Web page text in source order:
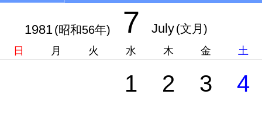
1981(昭和56年) 7 July(文月)
日 月 火 水 木 金 土
1 2 3 4